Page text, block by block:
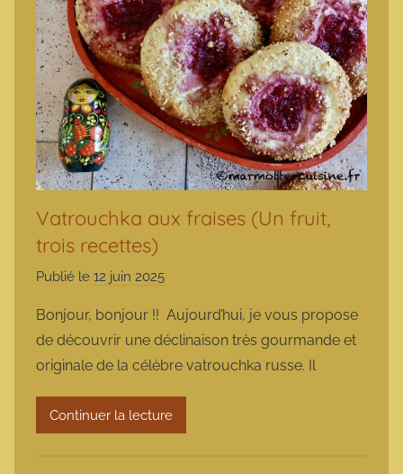
Vatrouchka aux fraises (Un fruit,
trois recettes)
Publié le 12 juin 2025
r
m
a
r
m
Bonjour, bonjour !! Aujourd’hui, je vous propose
de découvrir une déclinaison très gourmande et
originale de la célèbre vatrouchka russe. Il
Continuer la lecture